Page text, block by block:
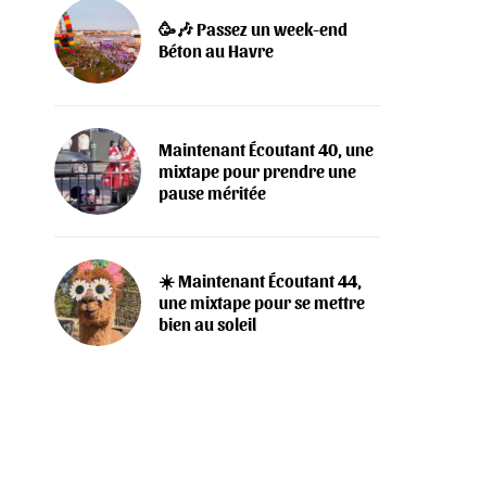
🥳🎶 Passez un week-end
Béton au Havre
Maintenant Écoutant 40, une
mixtape pour prendre une
pause méritée
☀️ Maintenant Écoutant 44,
une mixtape pour se mettre
bien au soleil